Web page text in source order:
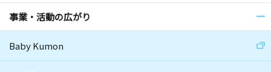
事業・活動の広がり
Baby Kumon